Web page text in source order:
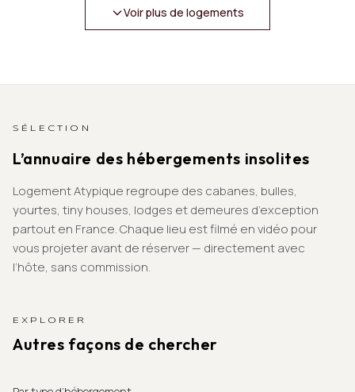
Voir plus de logements
SÉLECTION
L’annuaire des hébergements insolites
Logement Atypique regroupe des cabanes, bulles,
yourtes, tiny houses, lodges et demeures d’exception
partout en France. Chaque lieu est filmé en vidéo pour
vous projeter avant de réserver — directement avec
l’hôte, sans commission.
EXPLORER
Autres façons de chercher